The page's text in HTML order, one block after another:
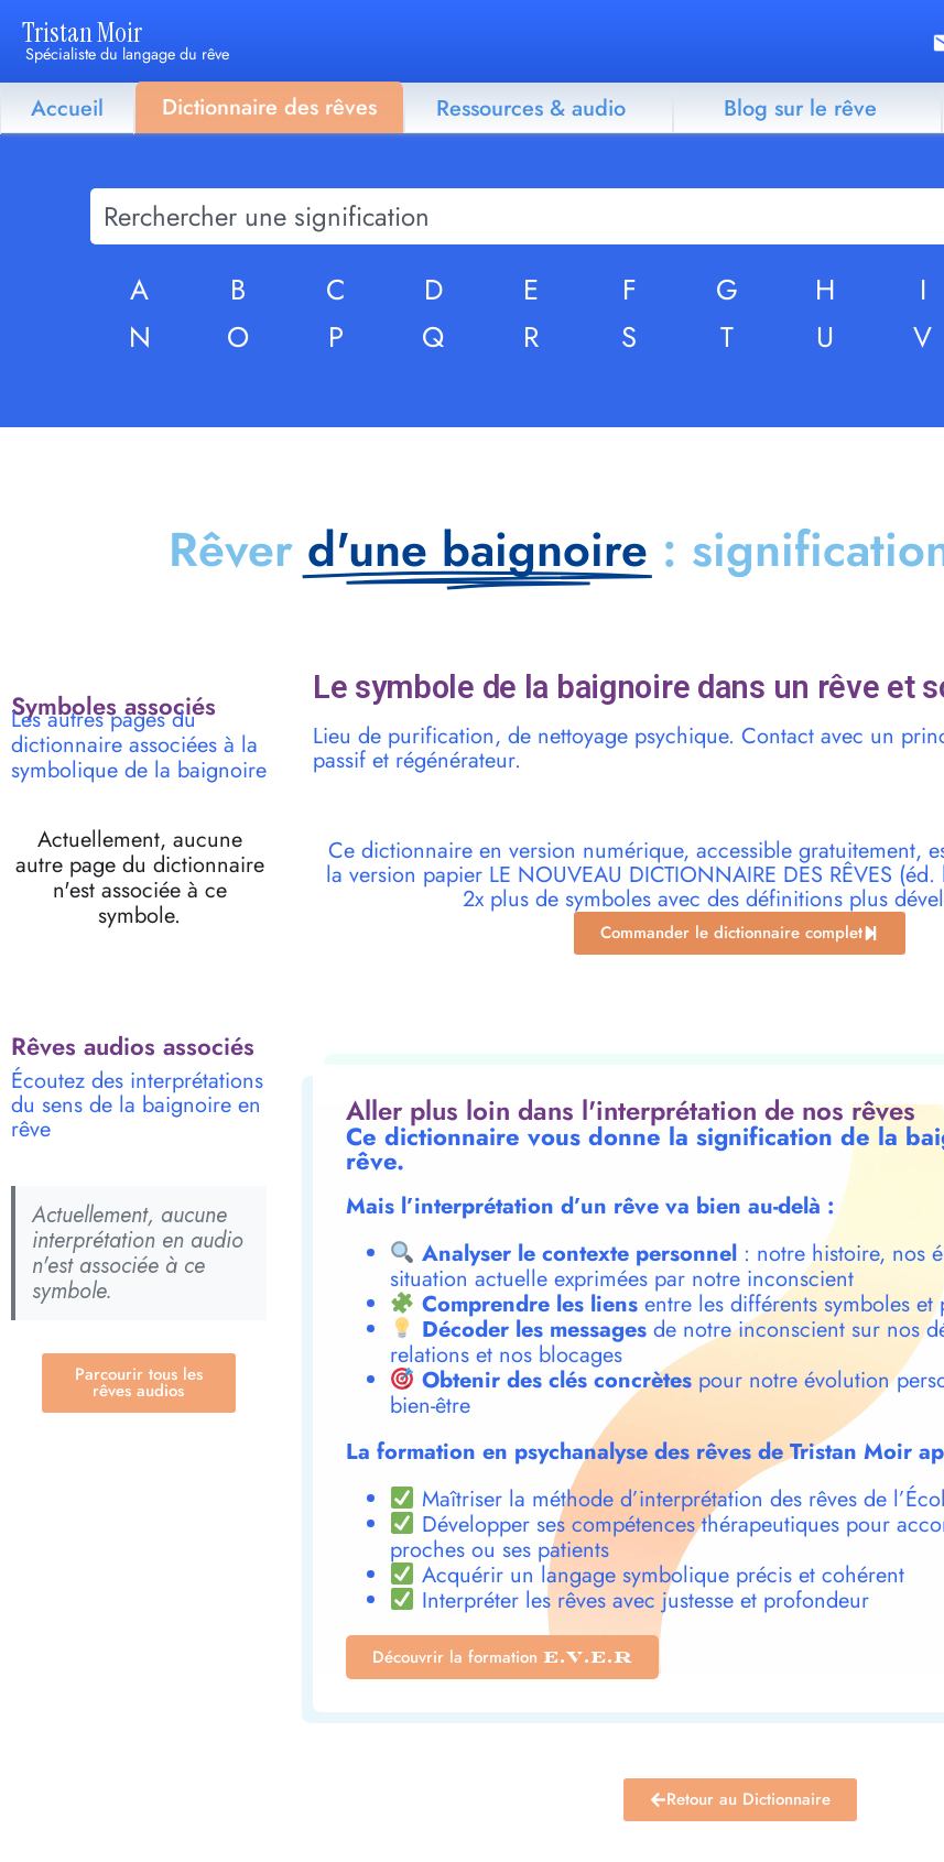
Tristan Moir
Spécialiste du langage du rêve
Accueil Dictionnaire des rêves Ressources & audio Blog sur le rêve
A B C D E F G H I
N
O P Q R S T U V
Rêver d'une baignoire :
Symboles associés
Les autres pages du
dictionnaire associées à la
symbolique de la baignoire
Actuellement, aucune
autre page du dictionnaire
n'est associée à ce
symbole.
Rêves audios associés
Écoutez des interprétations
du sens de la baignoire en
rêve
Actuellement, aucune
interprétation en audio
n'est associée à ce
symbole.
Parcourir tous les
rêves audios
Le symbole de la baignoire dans un rêve et
Lieu de purification, de nettoyage psychique. Contact avec un
passif et régénérateur.
Ce dictionnaire en version numérique, accessible gratuitement,
la version papier LE NOUVEAU DICTIONNAIRE DES RÊVES
2x plus de symboles avec des définitions plus
Commander le dictionnaire complet
Aller plus loin dans l'interprétation de nos rêves
Ce dictionnaire vous donne la signification de la
rêve.
Mais l’interprétation d’un rêve va bien au-delà :
Analyser le contexte personnel: notre histoire, nos
situation actuelle exprimées par notre inconscient
Comprendre les liensentre les différents symboles et
Décoder les messagesde notre inconscient sur nos
relations et nos blocages
Obtenir des clés concrètespour notre évolution
bien-être
La formation en psychanalyse des rêves de Tristan Moir
Maîtriser la méthode d’interprétation des rêves de
Développer ses compétences thérapeutiques pour
proches ou ses patients
Acquérir un langage symbolique précis et cohérent
Interpréter les rêves avec justesse et profondeur
Découvrir la formation E.V.E.R
Retour au Dictionnaire